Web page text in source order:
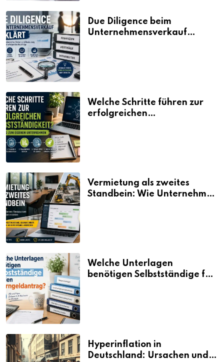
Due Diligence beim
Unternehmensverkauf
Welche Schritte führen zur
erfolgreichen
Vermietung als zweites
Standbein: Wie Unternehmen
Welche Unterlagen
benötigen Selbstständige für
Hyperinflation in
Deutschland: Ursachen und